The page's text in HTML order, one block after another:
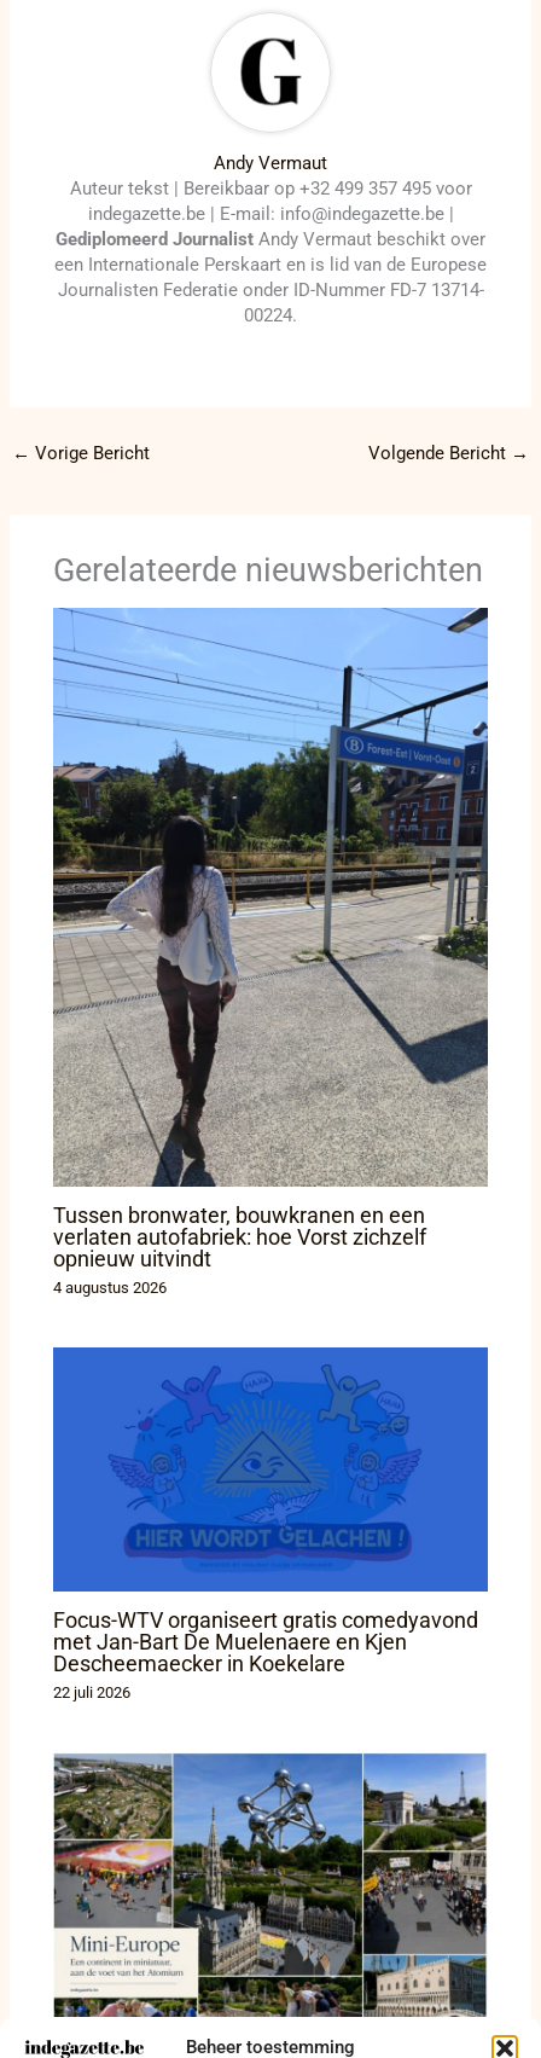
Beheer toestemming
Andy Vermaut
Auteur tekst | Bereikbaar op +32 499 357 495 voor
indegazette.be | E-mail: info@indegazette.be |
Gediplomeerd Journalist Andy Vermaut beschikt over
een Internationale Perskaart en is lid van de Europese
Journalisten Federatie onder ID-Nummer FD-7 13714-
00224.
← Vorige Bericht Volgende Bericht →
Gerelateerde nieuwsberichten
Tussen bronwater, bouwkranen en een
verlaten autofabriek: hoe Vorst zichzelf
opnieuw uitvindt
4 augustus 2026
Focus-WTV organiseert gratis comedyavond
met Jan-Bart De Muelenaere en Kjen
Descheemaecker in Koekelare
22 juli 2026